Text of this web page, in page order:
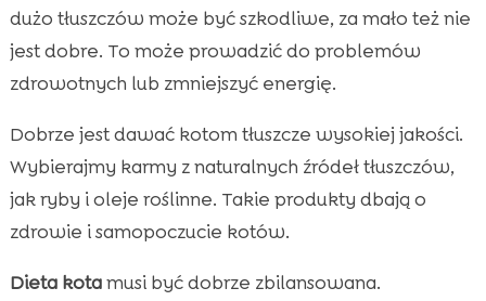
dużo tłuszczów może być szkodliwe, za mało też nie
jest dobre. To może prowadzić do problemów
zdrowotnych lub zmniejszyć energię.
Dobrze jest dawać kotom tłuszcze wysokiej jakości.
Wybierajmy karmy z naturalnych źródeł tłuszczów,
jak ryby i oleje roślinne. Takie produkty dbają o
zdrowie i samopoczucie kotów.
Dieta kotamusi być dobrze zbilansowana.